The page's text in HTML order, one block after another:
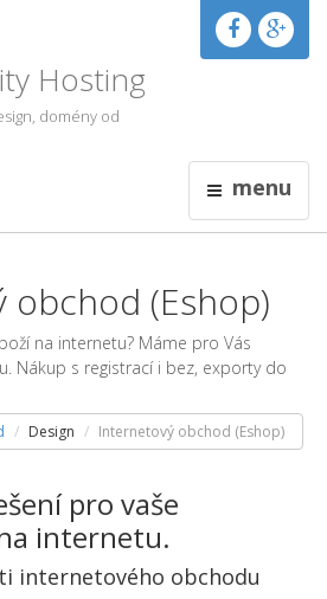
Hosting
domény od
menu
(Eshop)
na internetu? Máme pro Vás
Nákup s registrací i bez, exporty do
Design Internetový obchod (Eshop)
pro vaše
internetu.
internetového obchodu